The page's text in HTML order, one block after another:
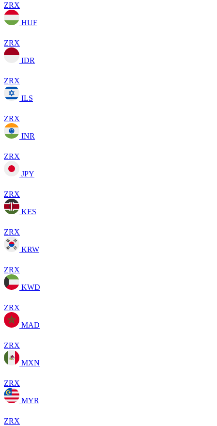
ZRX
HUF
ZRX
IDR
ZRX
ILS
ZRX
INR
ZRX
JPY
ZRX
KES
ZRX
KRW
ZRX
KWD
ZRX
MAD
ZRX
MXN
ZRX
MYR
ZRX